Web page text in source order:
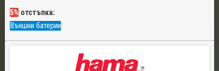
5% отстъпка:
Външни батерии